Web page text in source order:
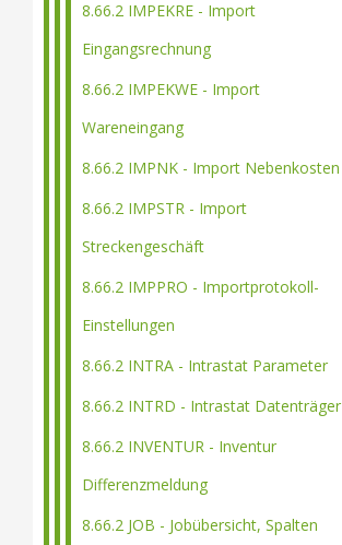
8.66.2 IMPEKRE - Import
Eingangsrechnung
8.66.2 IMPEKWE - Import
Wareneingang
8.66.2 IMPNK - Import Nebenkosten
8.66.2 IMPSTR - Import
Streckengeschäft
8.66.2 IMPPRO - Importprotokoll-
Einstellungen
8.66.2 INTRA - Intrastat Parameter
8.66.2 INTRD - Intrastat Datenträger
8.66.2 INVENTUR - Inventur
Differenzmeldung
8.66.2 JOB - Jobübersicht, Spalten